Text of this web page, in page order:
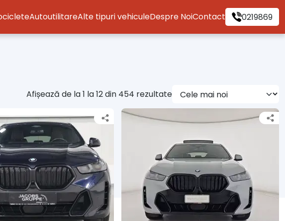
AutoutilitareAlte tipuri vehiculeDespre NoiContact 0219869
Afișează de la 1 la 12 din 454 rezultate